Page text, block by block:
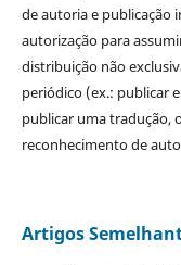
de autoria e publicação
autorização para
distribuição não
periódico (ex.: publicar
publicar uma tradução,
reconhecimento de
Artigos